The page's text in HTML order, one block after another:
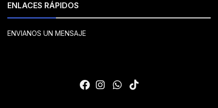
ENLACES RÁPIDOS
ENVIANOS UN MENSAJE